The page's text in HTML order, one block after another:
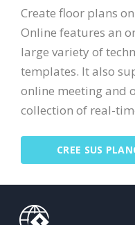
Create floor plans
Online features an
large variety of
templates. It also
online meeting and
collection of real-
CREE SUS